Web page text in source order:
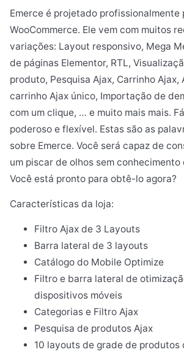
Emerce é projetado profissionalmente
WooCommerce. Ele vem com muitos
variações: Layout responsivo, Mega
de páginas Elementor, RTL,
produto, Pesquisa Ajax, Carrinho Ajax,
carrinho Ajax único, Importação de
com um clique, … e muito mais mais.
poderoso e flexível. Estas são as
sobre Emerce. Você será capaz de
um piscar de olhos sem
Você está pronto para obtê-lo agora?
Características da loja:
Filtro Ajax de 3 Layouts
Barra lateral de 3 layouts
Catálogo do Mobile Optimize
Filtro e barra lateral de
dispositivos móveis
Categorias e Filtro Ajax
Pesquisa de produtos Ajax
10 layouts de grade de produtos